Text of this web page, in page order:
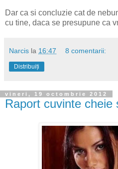
Dar ca si concluzie cat de
cu tine, daca se presupune ca
Narcis la 16:47 8 comentarii:
Distribuiți
vineri, 19 octombrie 2012
Raport cuvinte cheie